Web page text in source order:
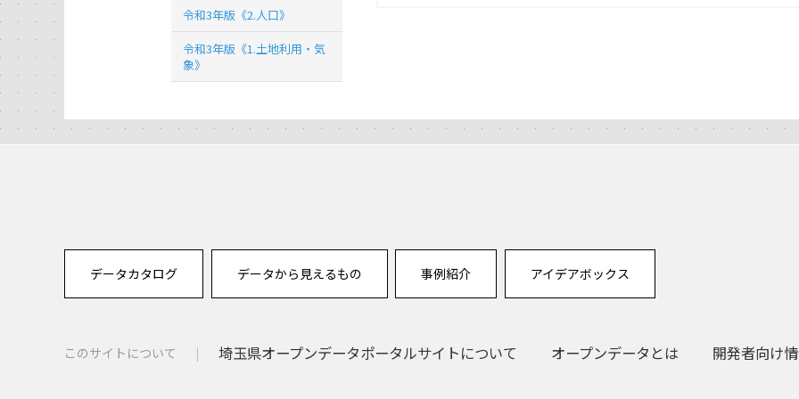
令和3年版《2.人口》
令和3年版《1.土地利用・気
象》
データカタログ データから見えるもの 事例紹介 アイデアボックス
このサイトについて 埼玉県オープンデータポータルサイトについて オープンデータとは 開発者向け